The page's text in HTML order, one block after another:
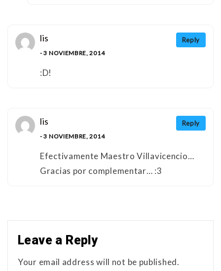
Reply
lis
- 3 NOVIEMBRE, 2014
:D!
Reply
lis
- 3 NOVIEMBRE, 2014
Efectivamente Maestro Villavicencio…
Gracias por complementar… :3
Leave a Reply
Your email address will not be published.